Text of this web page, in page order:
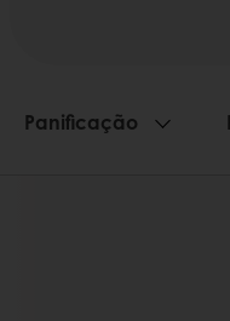
Panificação